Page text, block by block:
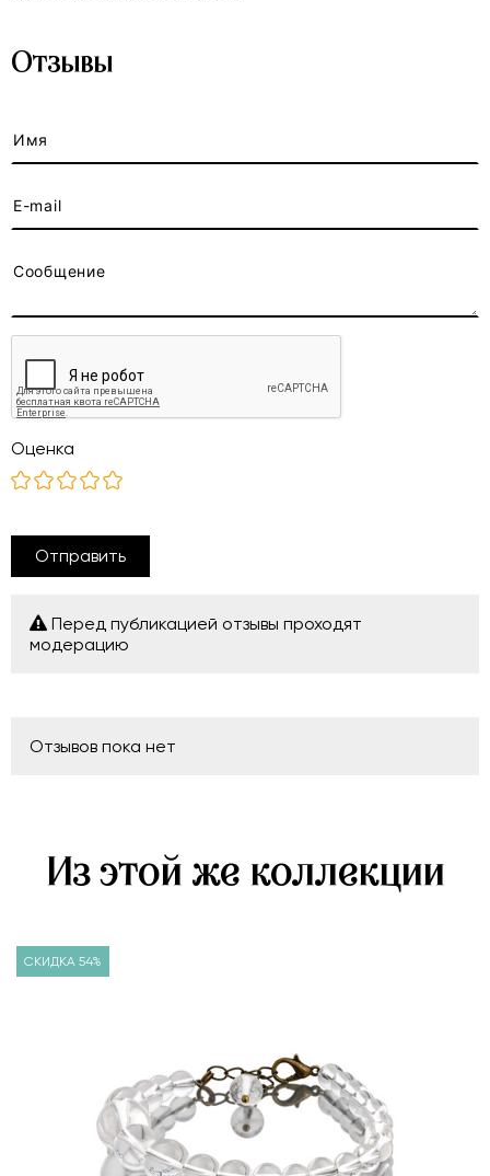
Отзывы
Оценка
Отправить
Перед публикацией отзывы проходят
модерацию
Отзывов пока нет
Из этой же коллекции
СКИДКА 54%